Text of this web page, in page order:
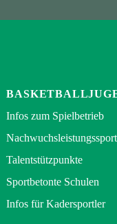
Infos zum Spielbetrieb
Nachwuchsleistungssport
Talentstützpunkte
Sportbetonte Schulen
Infos für Kadersportler